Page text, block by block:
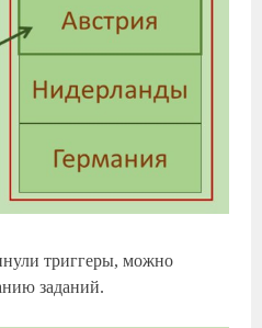
триггеры, можно
заданий.